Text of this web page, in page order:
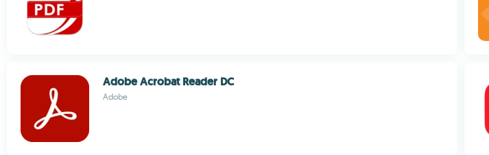
Adobe Acrobat Reader DC
Adobe